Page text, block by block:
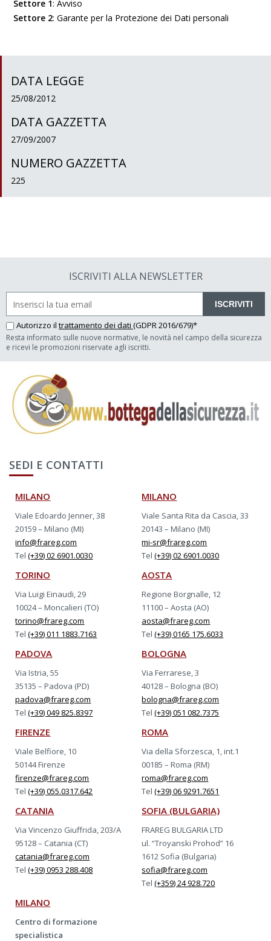
Settore 1:Avviso
Settore 2:Garante per la Protezione dei Dati personali
DATA LEGGE
25/08/2012
DATA GAZZETTA
27/09/2007
NUMERO GAZZETTA
225
ISCRIVITI ALLA NEWSLETTER
ISCRIVITI
Autorizzo il trattamento dei dati (GDPR 2016/679)*
Resta informato sulle nuove normative, le novità nel campo della sicurezza
e ricevi le promozioni riservate agli iscritti.
SEDI E CONTATTI
MILANO
Viale Edoardo Jenner, 38
20159 – Milano (MI)
info@frareg.com
Tel(+39) 02 6901.0030
MILANO
Viale Santa Rita da Cascia, 33
20143 – Milano (MI)
mi-sr@frareg.com
Tel(+39) 02 6901.0030
TORINO
Via Luigi Einaudi, 29
10024 – Moncalieri (TO)
torino@frareg.com
Tel(+39) 011 1883.7163
AOSTA
Regione Borgnalle, 12
11100 – Aosta (AO)
aosta@frareg.com
Tel(+39) 0165 175.6033
PADOVA
Via Istria, 55
35135 – Padova (PD)
padova@frareg.com
Tel(+39) 049 825.8397
BOLOGNA
Via Ferrarese, 3
40128 – Bologna (BO)
bologna@frareg.com
Tel(+39) 051 082.7375
FIRENZE
Viale Belfiore, 10
50144 Firenze
firenze@frareg.com
Tel(+39) 055.0317.642
ROMA
Via della Sforzesca, 1, int.1
00185 – Roma (RM)
roma@frareg.com
Tel(+39) 06 9291.7651
CATANIA
Via Vincenzo Giuffrida, 203/A
95128 – Catania (CT)
catania@frareg.com
Tel(+39) 0953 288.408
SOFIA (BULGARIA)
FRAREG BULGARIA LTD
ul. “Troyanski Prohod” 16
1612 Sofia (Bulgaria)
sofia@frareg.com
Tel(+359) 24 928.720
MILANO
Centro di formazione
specialistica